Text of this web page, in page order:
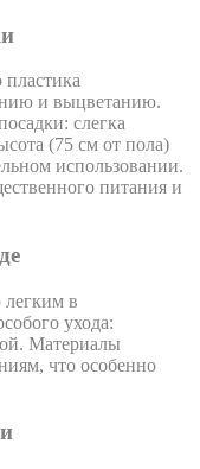
пластика
и выцветанию.
слегка
(75 см от пола)
использовании.
питания и
легким в
ухода:
Материалы
что особенно